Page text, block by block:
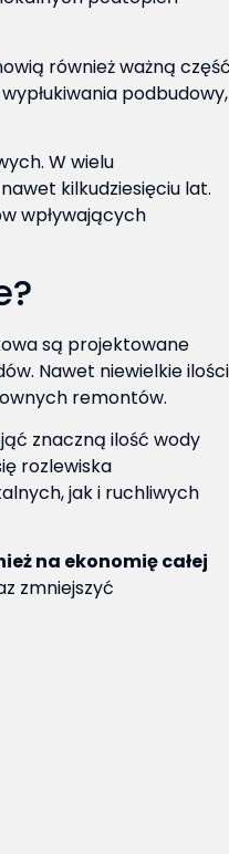
również ważną część
podbudowy,
W wielu
kilkudziesięciu lat.
wpływających
są projektowane
Nawet niewielkie ilości
remontów.
znaczną ilość wody
rozlewiska
jak i ruchliwych
na ekonomię całej
zmniejszyć